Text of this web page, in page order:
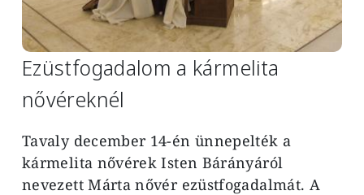
Ezüstfogadalom a kármelita
nővéreknél
Tavaly december 14-én ünnepelték a
kármelita nővérek Isten Bárányáról
nevezett Márta nővér ezüstfogadalmát. A